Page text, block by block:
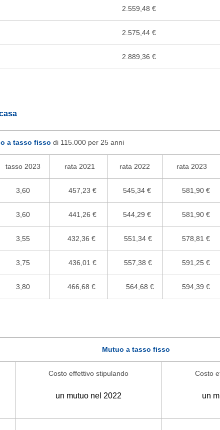
2.559,48 €
2.575,44 €
2.889,36 €
a tasso fisso di 115.000 per 25 anni
tasso 2023 rata 2021 rata 2022 rata 2023
3,60 457,23 € 545,34 € 581,90 €
3,60 441,26 € 544,29 € 581,90 €
3,55 432,36 € 551,34 € 578,81 €
3,75 436,01 € 557,38 € 591,25 €
3,80 466,68 € 564,68 € 594,39 €
Mutuo a tasso fisso
Costo effettivo stipulando
un mutuo nel 2022
Costo
un